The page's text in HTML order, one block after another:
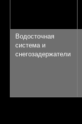
Водосточная
система и
снегозадержатели